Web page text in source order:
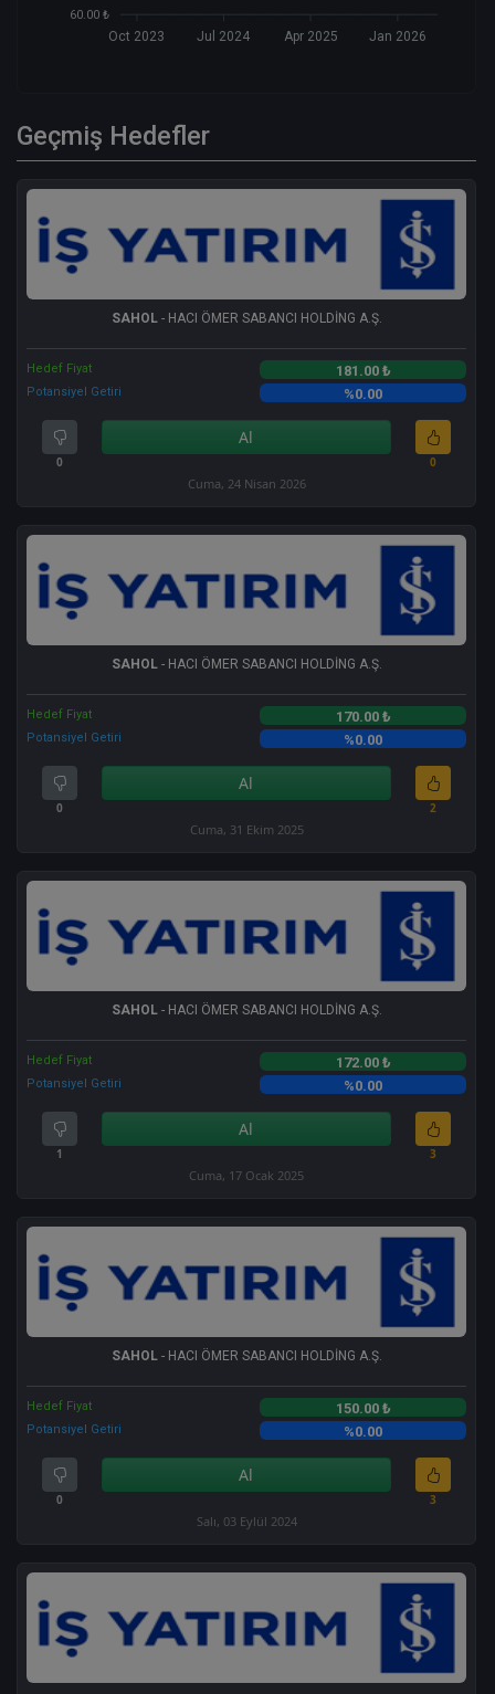
60.00 ₺
Oct 2023 Jul 2024 Apr 2025 Jan 2026
Geçmiş Hedefler
SAHOL- HACI ÖMER SABANCI HOLDİNG A.Ş.
Hedef Fiyat 181.00 ₺
Potansiyel Getiri %0.00
0
Al
0
Cuma, 24 Nisan 2026
SAHOL- HACI ÖMER SABANCI HOLDİNG A.Ş.
Hedef Fiyat 170.00 ₺
Potansiyel Getiri %0.00
0
Al
2
Cuma, 31 Ekim 2025
SAHOL- HACI ÖMER SABANCI HOLDİNG A.Ş.
Hedef Fiyat 172.00 ₺
Potansiyel Getiri %0.00
1
Al
3
Cuma, 17 Ocak 2025
SAHOL- HACI ÖMER SABANCI HOLDİNG A.Ş.
Hedef Fiyat 150.00 ₺
Potansiyel Getiri %0.00
0
Al
3
Salı, 03 Eylül 2024